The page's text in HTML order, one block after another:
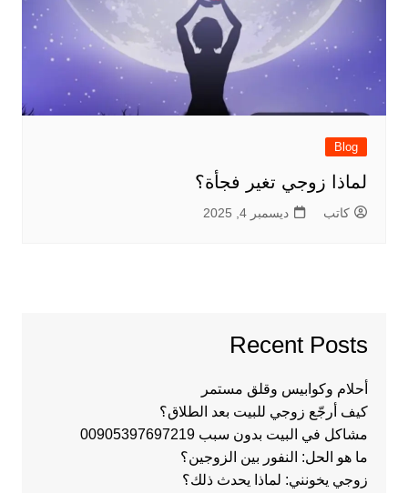
Blog
لماذا زوجي تغير فجأة؟
كاتب ديسمبر 4, 2025
Recent Posts
أحلام وكوابيس وقلق مستمر
كيف أرجّع زوجي للبيت بعد الطلاق؟
مشاكل في البيت بدون سبب 00905397697219
ما هو الحل: النفور بين الزوجين؟
زوجي يخونني: لماذا يحدث ذلك؟